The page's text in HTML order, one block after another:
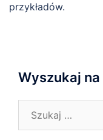
przykładów.
Wyszukaj